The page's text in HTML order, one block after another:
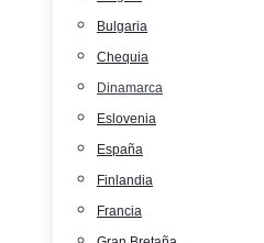
Bulgaria
Chequia
Dinamarca
Eslovenia
España
Finlandia
Francia